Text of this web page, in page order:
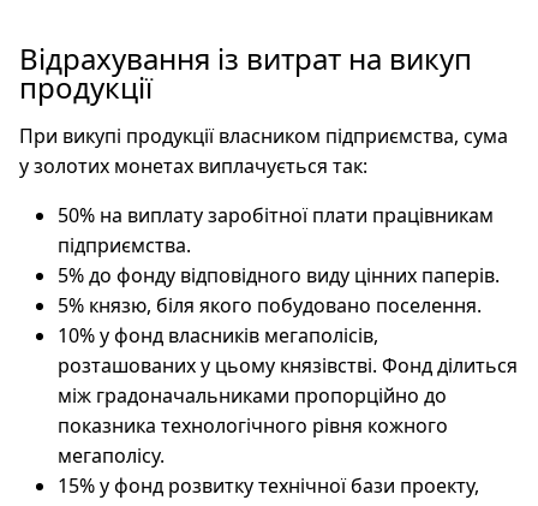
Відрахування із витрат на викуп
продукції
При викупі продукції власником підприємства, сума
у золотих монетах виплачується так:
50% на виплату заробітної плати працівникам
підприємства.
5% до фонду відповідного виду цінних паперів.
5% князю, біля якого побудовано поселення.
10% у фонд власників мегаполісів,
розташованих у цьому князівстві. Фонд ділиться
між градоначальниками пропорційно до
показника технологічного рівня кожного
мегаполісу.
15% у фонд розвитку технічної бази проекту,